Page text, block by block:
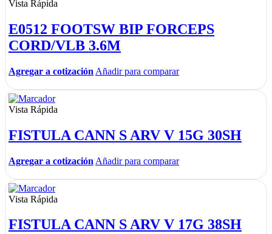
Vista Rápida
E0512 FOOTSW BIP FORCEPS
CORD/VLB 3.6M
Agregar a cotización Añadir para comparar
Vista Rápida
FISTULA CANN S ARV V 15G 30SH
Agregar a cotización Añadir para comparar
Vista Rápida
FISTULA CANN S ARV V 17G 38SH